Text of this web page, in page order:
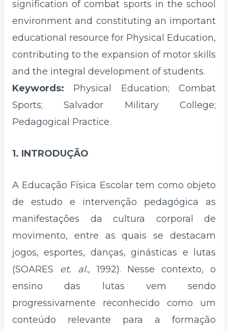
signification of combat sports in the school
environment and constituting an important
educational resource for Physical Education,
contributing to the expansion of motor skills
and the integral development of students.
Keywords: Physical Education; Combat
Sports; Salvador Military College;
Pedagogical Practice.
1. INTRODUÇÃO
A Educação Física Escolar tem como objeto
de estudo e intervenção pedagógica as
manifestações da cultura corporal de
movimento, entre as quais se destacam
jogos, esportes, danças, ginásticas e lutas
(SOARES et. al., 1992). Nesse contexto, o
ensino das lutas vem sendo
progressivamente reconhecido como um
conteúdo relevante para a formação